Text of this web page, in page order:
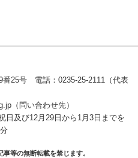
25号 電話：0235-25-2111（代表
（問い合わせ先）
及び12月29日から1月3日までを
等の無断転載を禁じます。